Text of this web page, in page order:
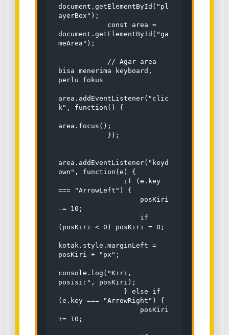
document.getElementById("pl
ayerBox");
document.getElementById("ga
meArea");
bisa menerima keyboard,
perlu fokus
area.addEventListener("clic
k", function() {
area.focus();
area.addEventListener("keyd
own", function(e) {
=== "ArrowLeft") {
-= 10;
(posKiri < 0) posKiri = 0;
kotak.style.marginLeft =
posKiri + "px";
console.log("Kiri,
posisi:", posKiri);
(e.key === "ArrowRight") {
+= 10;